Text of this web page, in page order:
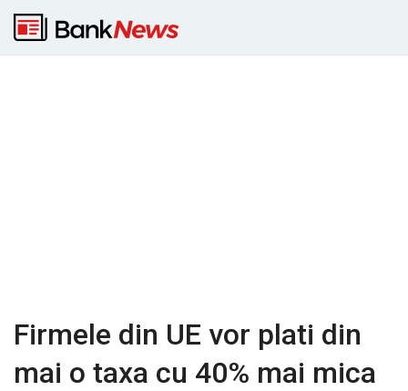
Firmele din UE vor plati din
mai o taxa cu 40% mai mica